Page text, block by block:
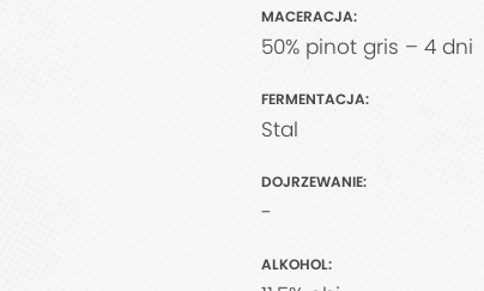
MACERACJA:
50% pinot gris – 4 dni
FERMENTACJA:
Stal
DOJRZEWANIE:
-
ALKOHOL: